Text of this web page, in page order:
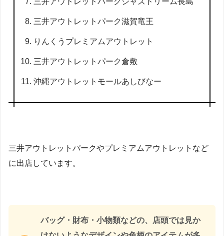
三井アウトレットパーク滋賀竜王
りんくうプレミアムアウトレット
三井アウトレットパーク倉敷
沖縄アウトレットモールあしびなー
三井アウトレットパークやプレミアムアウトレットなど
に出店しています。
バッグ・財布・小物類などの、店頭では見か